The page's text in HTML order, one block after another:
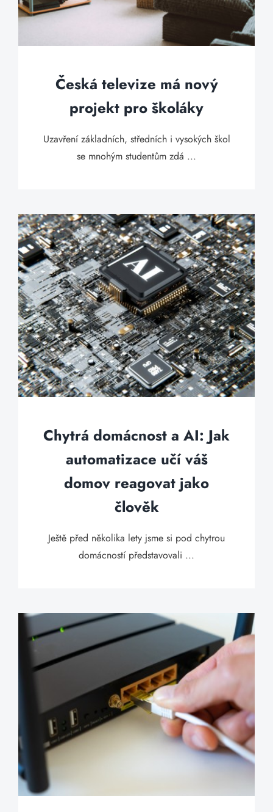
Česká televize má nový
projekt pro školáky
Uzavření základních, středních i vysokých škol
se mnohým studentům zdá ...
Chytrá domácnost a AI: Jak
automatizace učí váš
domov reagovat jako
člověk
Ještě před několika lety jsme si pod chytrou
domácností představovali ...